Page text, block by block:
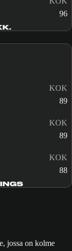
96
KOK
89
KOK
89
KOK
88